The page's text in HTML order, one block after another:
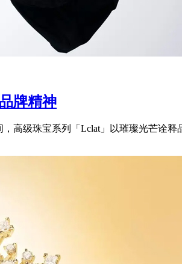
牌精神
高级珠宝系列「Lclat」以璀璨光芒诠释